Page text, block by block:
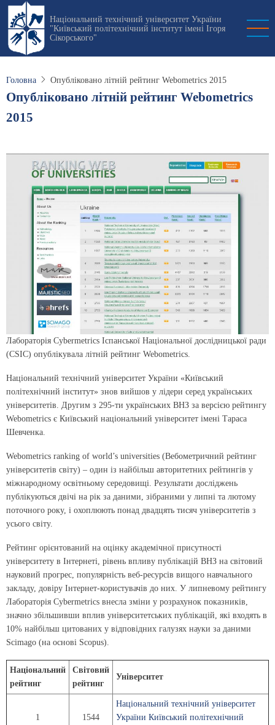
Перейти
основного
вмісту
Національний технічний університет України
"Київський політехнічний інститут імені Ігоря
Сікорського"
Головна Опубліковано літній рейтинг Webometrics 2015
Опубліковано літній рейтинг Webometrics
2015
Лабораторія Cybermetrics Іспанської Національної дослідницької ради
(CSIC) опублікувала літній рейтинг Webometrics.
Національний технічний університет України «Київський
політехнічний інститут» знов вийшов у лідери серед українських
університетів. Другим з 295-ти українських ВНЗ за версією рейтингу
Webometrics є Київський національний університет імені Тараса
Шевченка.
Webometrics ranking of world’s universities (Вебометричний рейтинг
університетів світу) – один із найбільш авторитетних рейтингів у
міжнародному освітньому середовищі. Результати досліджень
публікуються двічі на рік за даними, зібраними у липні та лютому
поточного року, і охоплюють понад двадцять тисяч університетів з
усього світу.
Рейтинг орієнтований на оцінку академічної присутності
університету в Інтернеті, рівень впливу публікацій ВНЗ на світовий
науковий прогрес, популярність веб-ресурсів вищого навчального
закладу, довіру Інтернет-користувачів до них. У липневому рейтингу
Лабораторія Cybermetrics внесла зміни у розрахунок показників,
значно збільшивши вплив університетських публікацій, які входять в
10% найбільш цитованих у відповідних галузях науки за даними
Scimago (на основі Scopus).
Національний
рейтинг
Світовий
рейтинг
Університет
1 1544
Національний технічний університет
України Київський політехнічний